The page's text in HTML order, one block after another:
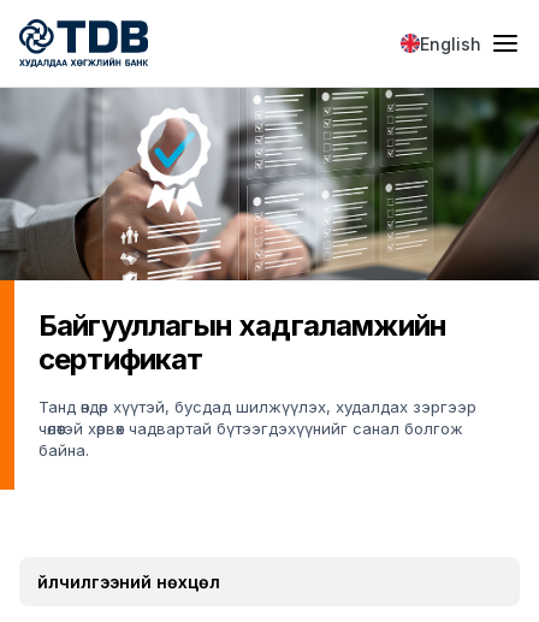
Skip to main content
English
Байгууллагын хадгаламжийн
сертификат
Танд өндөр хүүтэй, бусдад шилжүүлэх, худалдах зэргээр
чөлөөтэй хөрвөх чадвартай бүтээгдэхүүнийг санал болгож
байна.
Үйлчилгээний нөхцөл